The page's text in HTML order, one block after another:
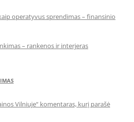
operatyvus sprendimas – finansinio
– rankenos ir interjeras
Vilniuje“ komentaras, kurį parašė